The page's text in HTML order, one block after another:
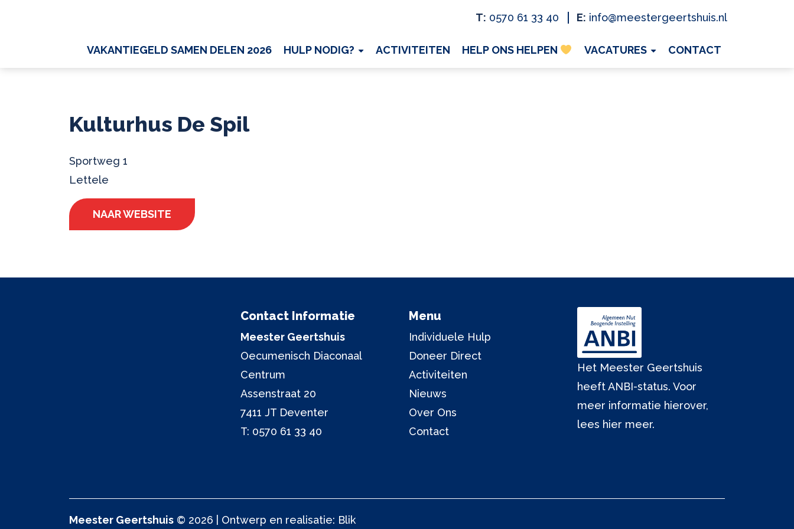
T: 0570 61 33 40 E: info@meestergeertshuis.nl
VAKANTIEGELD SAMEN DELEN 2026 HULP NODIG? ACTIVITEITEN HELP ONS HELPEN VACATURES CONTACT
Kulturhus De Spil
Sportweg 1
Lettele
NAAR WEBSITE
Contact Informatie
Meester Geertshuis
Oecumenisch Diaconaal
Centrum
Assenstraat 20
7411 JT Deventer
T: 0570 61 33 40
Menu
Individuele Hulp
Doneer Direct
Activiteiten
Nieuws
Over Ons
Contact
Het Meester Geertshuis
heeft ANBI-status. Voor
meer informatie hierover,
lees hier meer.
Meester Geertshuis © 2026 | Ontwerp en realisatie: Blik